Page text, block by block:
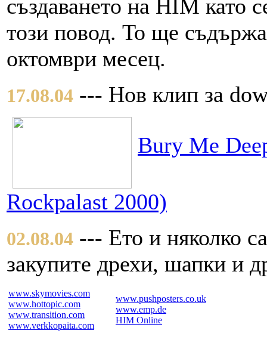
създаването на HIM като
този повод. То ще
октомври месец.
17.08.04 --- Нов клип за
Bury Me
Rockpalast 2000)
02.08.04 --- Ето и няколко
закупите дрехи, шапки и
www.skymovies.com
www.hottopic.com
www.transition.com
www.verkkopaita.com
www.pushposters.co.uk
www.emp.de
HIM Online